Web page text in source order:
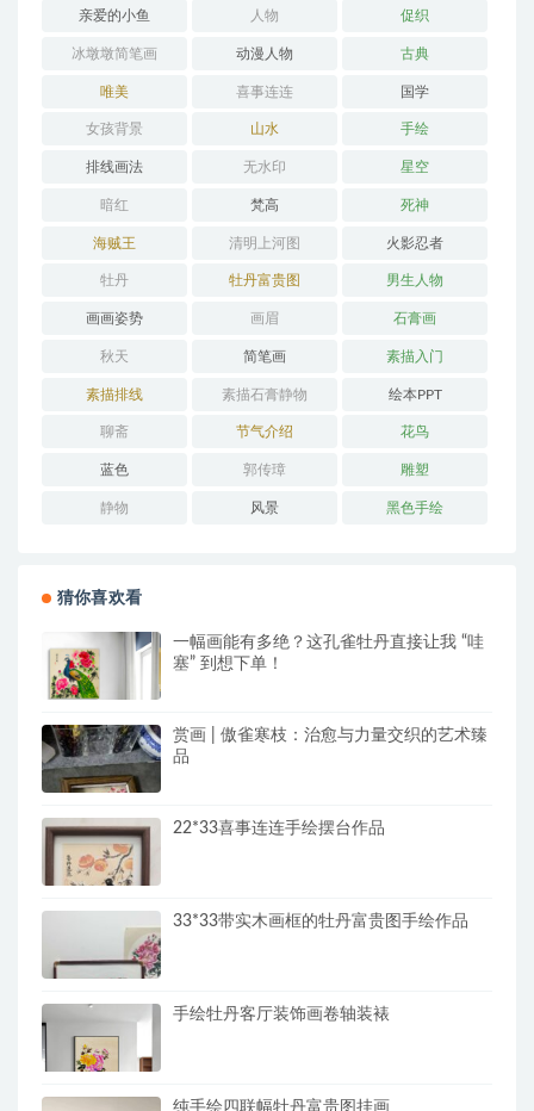
亲爱的小鱼 人物 促织
冰墩墩简笔画 动漫人物 古典
唯美 喜事连连 国学
女孩背景 山水 手绘
排线画法 无水印 星空
暗红 梵高 死神
海贼王 清明上河图 火影忍者
牡丹 牡丹富贵图 男生人物
画画姿势 画眉 石膏画
秋天 简笔画 素描入门
素描排线 素描石膏静物 绘本PPT
聊斋 节气介绍 花鸟
蓝色 郭传璋 雕塑
静物 风景 黑色手绘
猜你喜欢看
一幅画能有多绝？这孔雀牡丹直接让我 “哇
塞” 到想下单！
赏画 | 傲雀寒枝：治愈与力量交织的艺术臻
品
22*33喜事连连手绘摆台作品
33*33带实木画框的牡丹富贵图手绘作品
手绘牡丹客厅装饰画卷轴装裱